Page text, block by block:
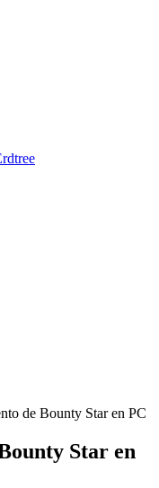
de Bounty Star en PC
Star en